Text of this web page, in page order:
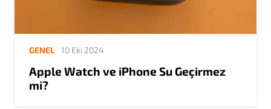
GENEL 10 Eki 2024
Apple Watch ve iPhone Su Geçirmez
mi?